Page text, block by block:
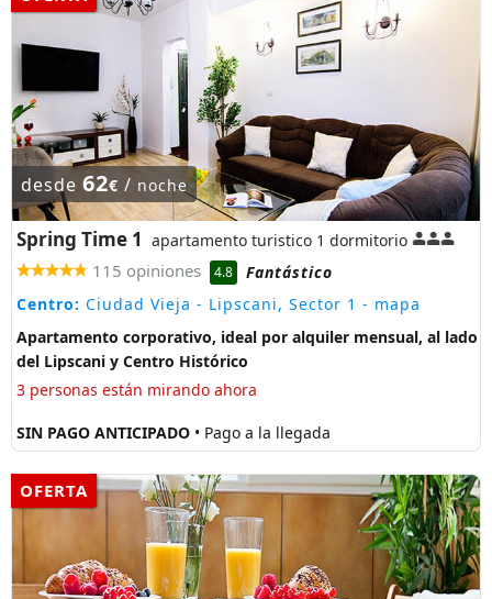
desde 62€ / noche
Spring Time 1 apartamento turistico 1 dormitorio
115 opiniones 4.8
Fantástico
Centro: Ciudad Vieja - Lipscani, Sector 1 - mapa
Apartamento corporativo, ideal por alquiler mensual, al lado
del Lipscani y Centro Histórico
3 personas están mirando ahora
SIN PAGO ANTICIPADO • Pago a la llegada
OFERTA